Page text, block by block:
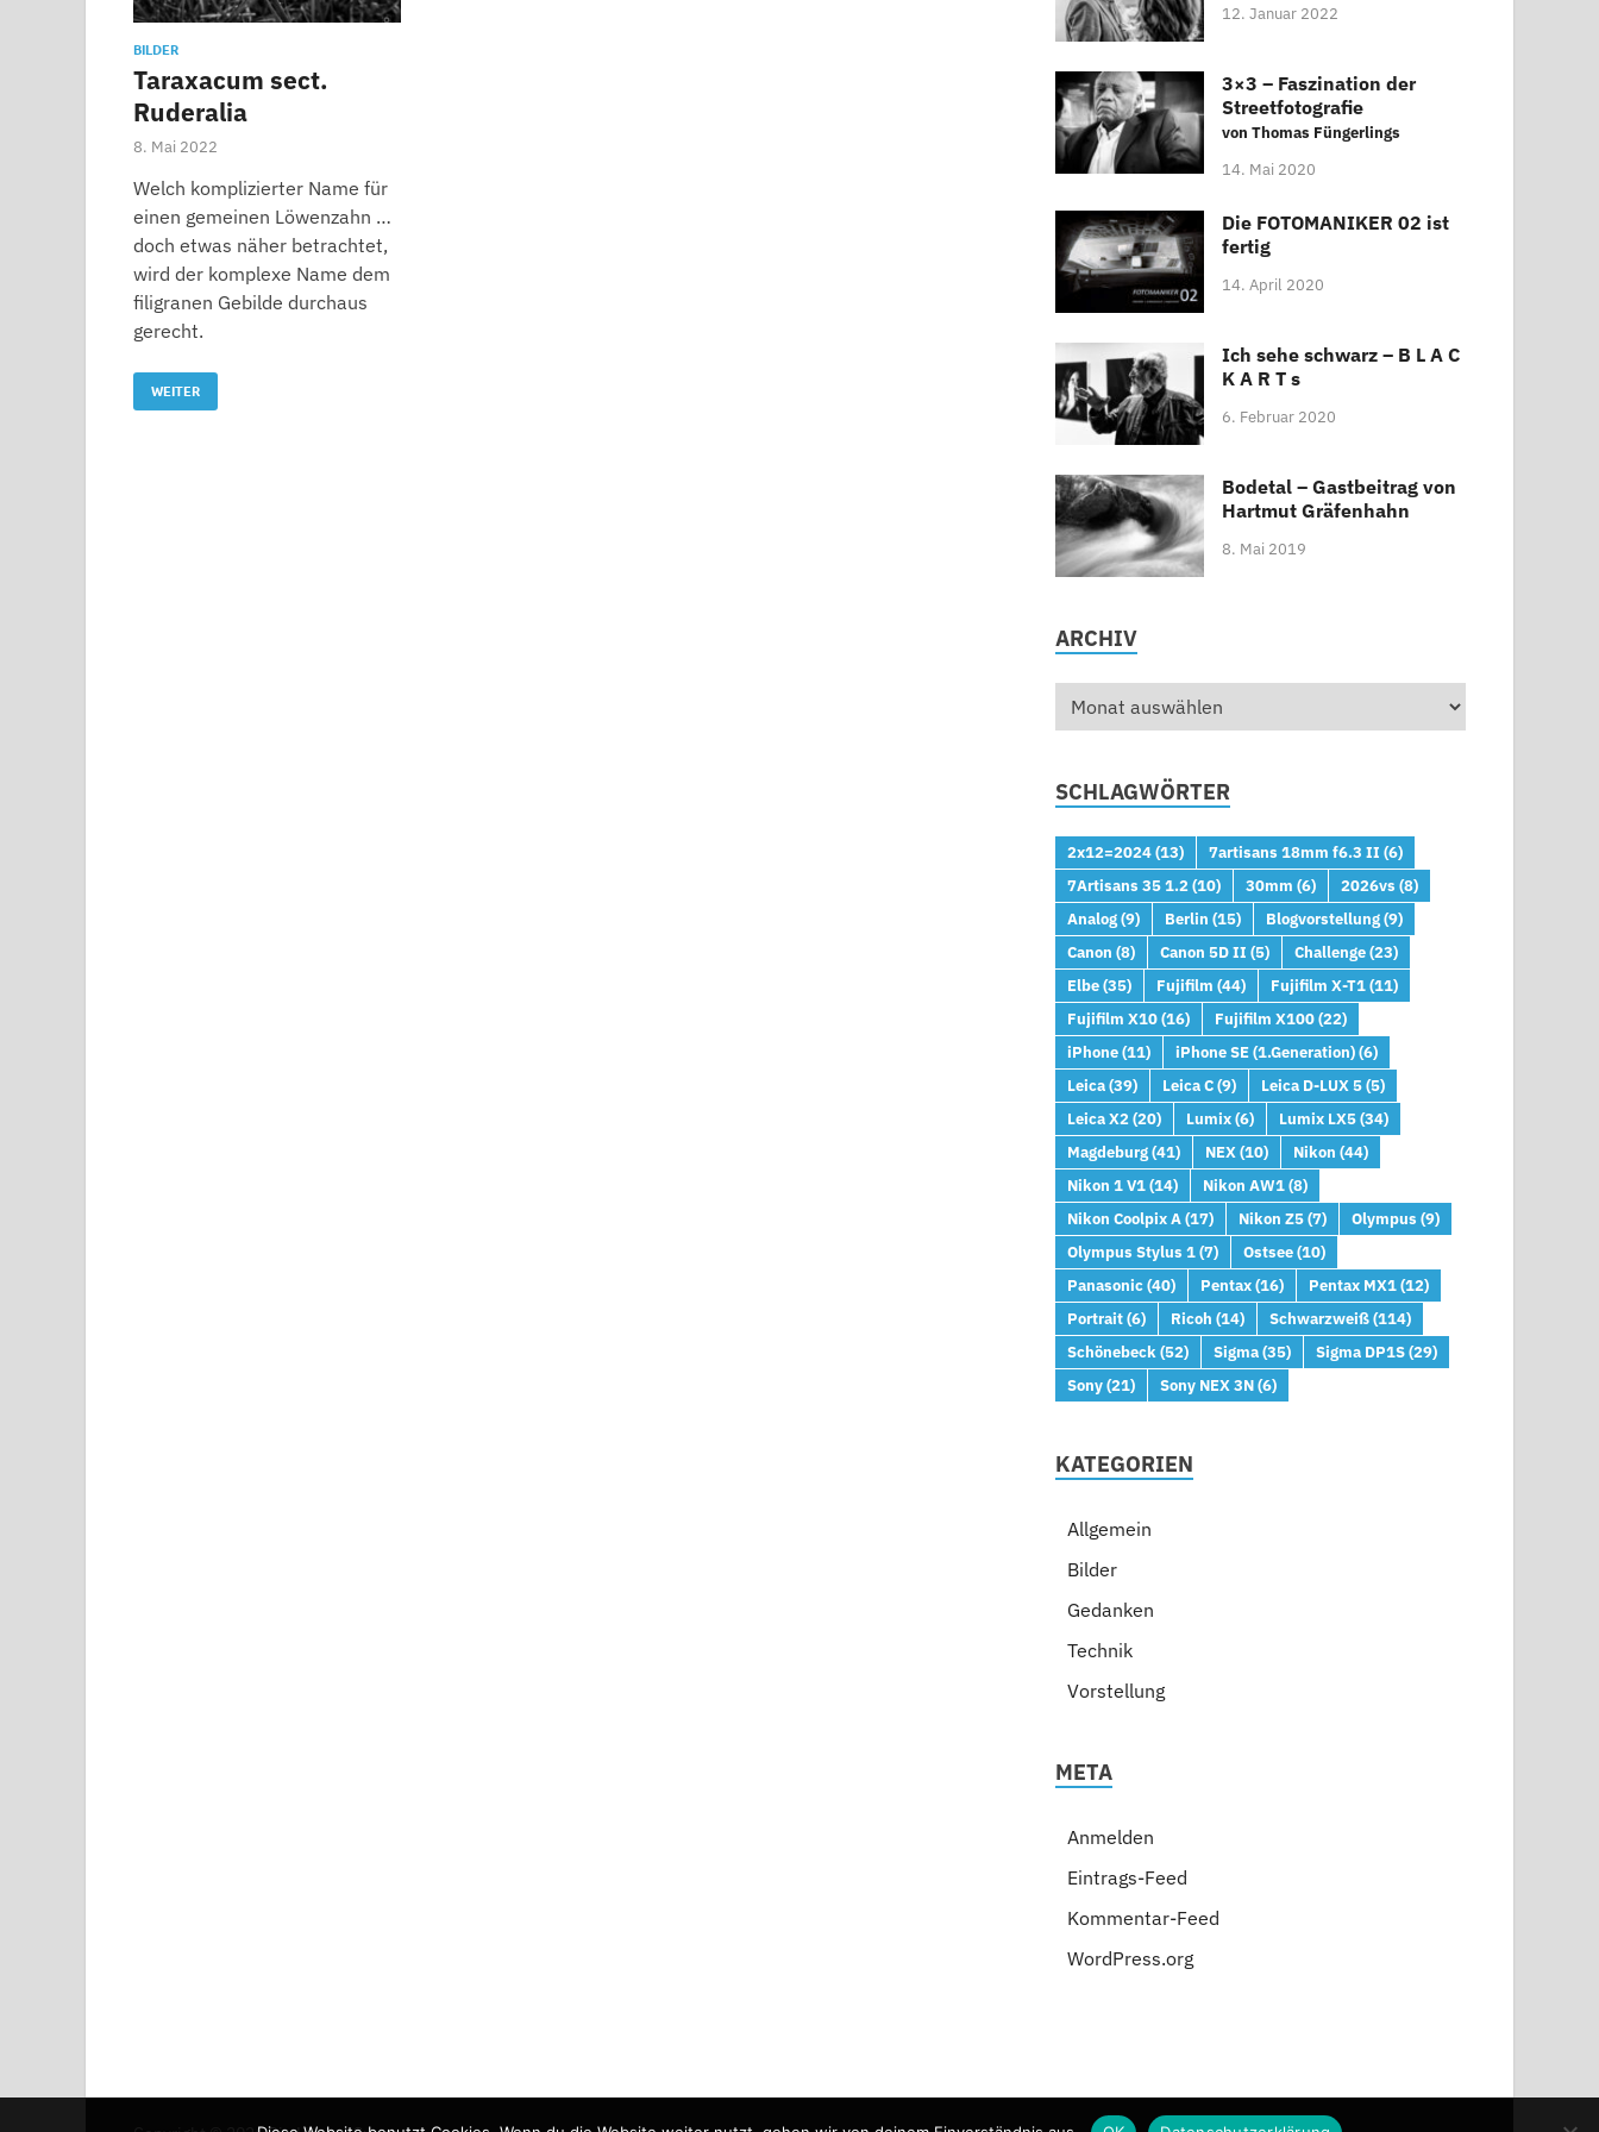
BILDER
Taraxacum sect.
Ruderalia
8. Mai 2022
Welch komplizierter Name für
einen gemeinen Löwenzahn …
doch etwas näher betrachtet,
wird der komplexe Name dem
filigranen Gebilde durchaus
gerecht.
WEITER
12. Januar 2022
3×3 – Faszination der
Streetfotografie
von Thomas Füngerlings
14. Mai 2020
Die FOTOMANIKER 02 ist
fertig
14. April 2020
Ich sehe schwarz – B L A C
K A R T s
6. Februar 2020
Bodetal – Gastbeitrag von
Hartmut Gräfenhahn
8. Mai 2019
ARCHIV
SCHLAGWÖRTER
2x12=2024(13) 7artisans 18mm f6.3 II (6)
7Artisans 35 1.2(10) 30mm (6) 2026vs (8)
Analog(9) Berlin (15) Blogvorstellung(9)
Canon (8) Canon 5D II (5) Challenge(23)
Elbe(35) Fujifilm (44) Fujifilm X-T1(11)
Fujifilm X10(16) Fujifilm X100(22)
iPhone(11) iPhone SE (1.Generation)(6)
Leica(39) Leica C(9) Leica D-LUX 5(5)
Leica X2(20) Lumix(6) Lumix LX5(34)
Magdeburg(41) NEX(10) Nikon (44)
Nikon 1 V1(14) Nikon AW1(8)
Nikon Coolpix A(17) Nikon Z5(7) Olympus (9)
Olympus Stylus 1(7) Ostsee(10)
Panasonic(40) Pentax(16) Pentax MX1(12)
Portrait(6) Ricoh (14) Schwarzweiß(114)
Schönebeck(52) Sigma(35) Sigma DP1S(29)
Sony(21) Sony NEX 3N(6)
KATEGORIEN
Allgemein
Bilder
Gedanken
Technik
Vorstellung
META
Anmelden
Eintrags-Feed
Kommentar-Feed
WordPress.org